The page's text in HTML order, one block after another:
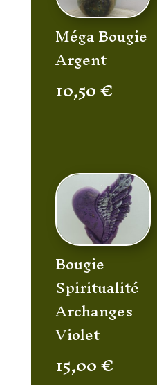
Méga Bougie
Argent
10,50€
Bougie
Spiritualité
Archanges
Violet
15,00€